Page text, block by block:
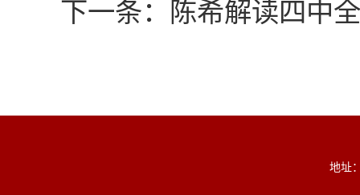
下一条：
陈希解读四中
地址